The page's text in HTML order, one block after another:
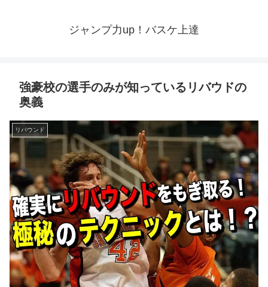
ジャンプ力up！バスケ上達
強豪校の選手のみが知っているリバウドの
奥義
リバウンド